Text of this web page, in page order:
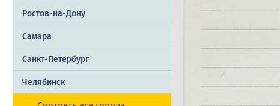
Ростов-на-Дону
Самара
Санкт-Петербург
Челябинск